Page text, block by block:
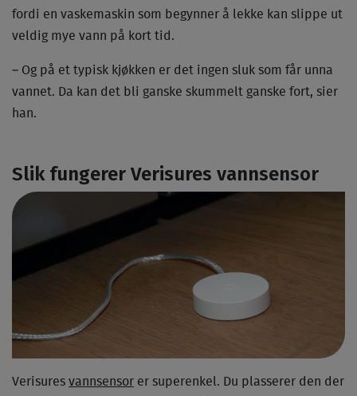
fordi en vaskemaskin som begynner å lekke kan slippe ut
veldig mye vann på kort tid.
– Og på et typisk kjøkken er det ingen sluk som får unna
vannet. Da kan det bli ganske skummelt ganske fort, sier
han.
Slik fungerer Verisures vannsensor
Verisures vannsensor er superenkel. Du plasserer den der